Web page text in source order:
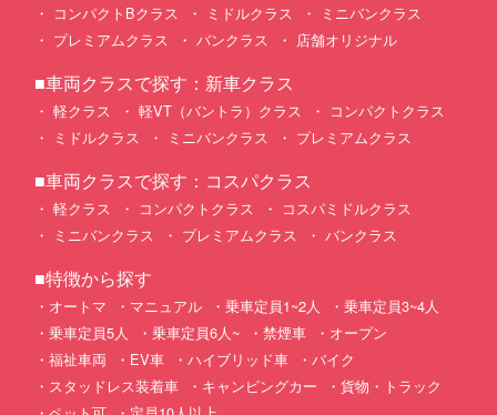
コンパクトBクラス
ミドルクラス
ミニバンクラス
プレミアムクラス
バンクラス 店舗オリジナル
■車両クラスで探す：新車クラス
軽クラス 軽VT（バントラ）クラス
コンパクトクラス
ミドルクラス
ミニバンクラス プレミアムクラス
■車両クラスで探す：コスパクラス
軽クラス コンパクトクラス
コスパミドルクラス
ミニバンクラス
プレミアムクラス バンクラス
■特徴から探す
オートマ マニュアル 乗車定員1~2人
乗車定員3~4人
乗車定員5人
乗車定員6人~ 禁煙車
オープン
福祉車両
EV車 ハイブリッド車
バイク
スタッドレス装着車
キャンピングカー
貨物・トラック